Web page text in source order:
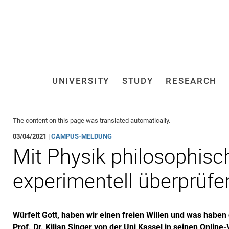
Jump directly to: main
UNIVERSITY STUDY RESEARCH
The content on this page was translated automatically.
03/04/2021 |CAMPUS-MELDUNG
Mit Physik
experimentell
Würfelt Gott, haben wir einen freien Willen und was